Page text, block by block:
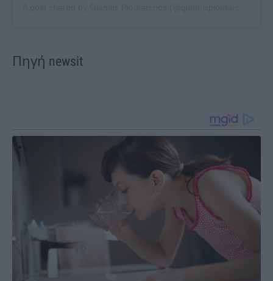
Πηγή newsit